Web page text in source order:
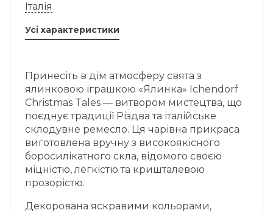
Італія
Усі характеристики
Принесіть в дім атмосферу свята з
ялинковою іграшкою «Ялинка» Ichendorf
Christmas Tales — витвором мистецтва, що
поєднує традиції Різдва та італійське
склодувне ремесло. Ця чарівна прикраса
виготовлена вручну з високоякісного
боросилікатного скла, відомого своєю
міцністю, легкістю та кришталевою
прозорістю.
Декорована яскравими кольорами,